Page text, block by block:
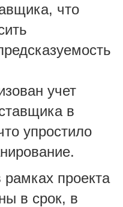
что
учет
в
упростило
проекта
в срок, в